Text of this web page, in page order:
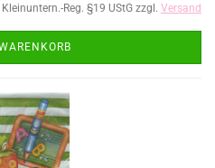
Reg. §19 UStG zzgl. Versand